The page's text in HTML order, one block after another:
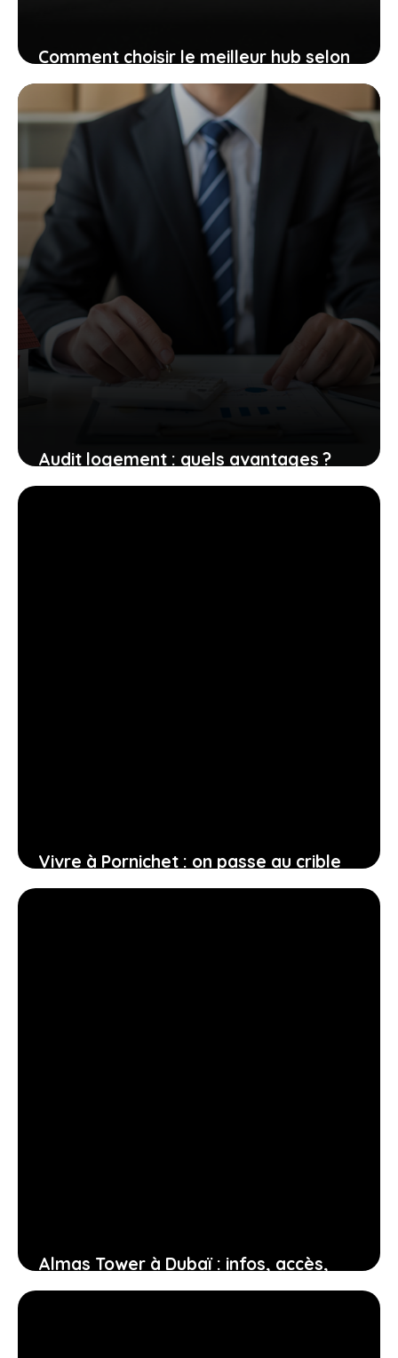
Comment choisir le meilleur hub selon
la taille de mon entreprise ?
14 juin 2026
Audit logement : quels avantages ?
3 juin 2026
Vivre à Pornichet : on passe au crible
les meilleurs quartiers de la ville
Almas Tower à Dubaï : infos, accès,
bureaux, services pratiques